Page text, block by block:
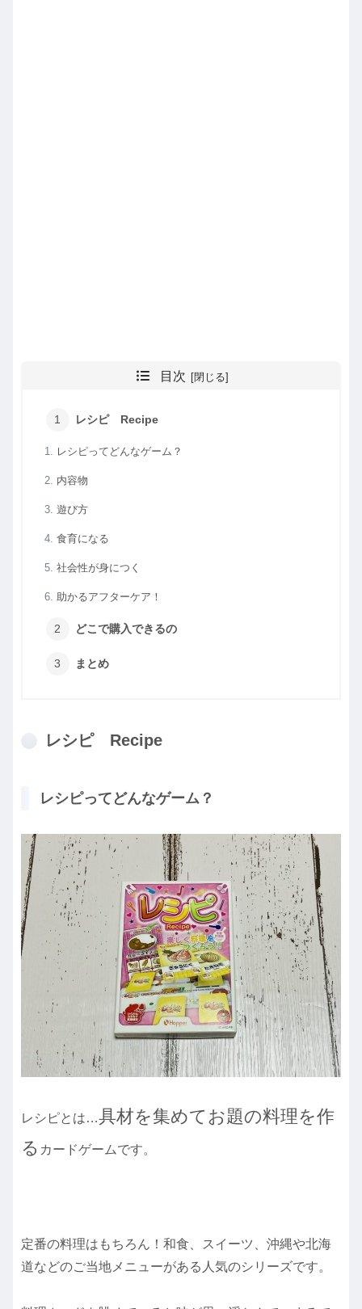
目次
レシピ Recipe
レシピってどんなゲーム？
内容物
遊び方
食育になる
社会性が身につく
助かるアフターケア！
どこで購入できるの
まとめ
レシピ Recipe
レシピってどんなゲーム？
レシピとは…具材を集めてお題の料理を作
る カードゲームです。
定番の料理はもちろん！和食、スイーツ、沖縄や北海
道などのご当地メニューがある人気のシリーズです。